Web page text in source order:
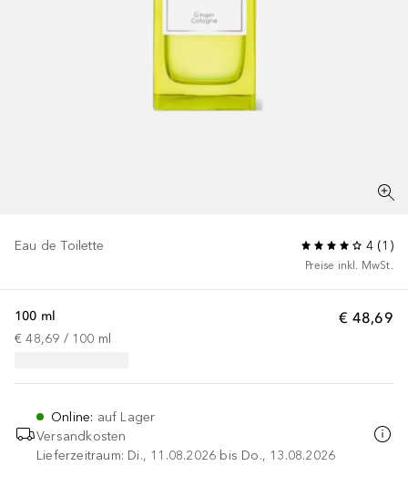
Eau de Toilette 4 (1 )
Preise inkl. MwSt.
€ 48,69
100 ml
€ 48,69 / 100 ml
Online: auf Lager
Versandkosten
Lieferzeitraum: Di., 11.08.2026 bis Do., 13.08.2026